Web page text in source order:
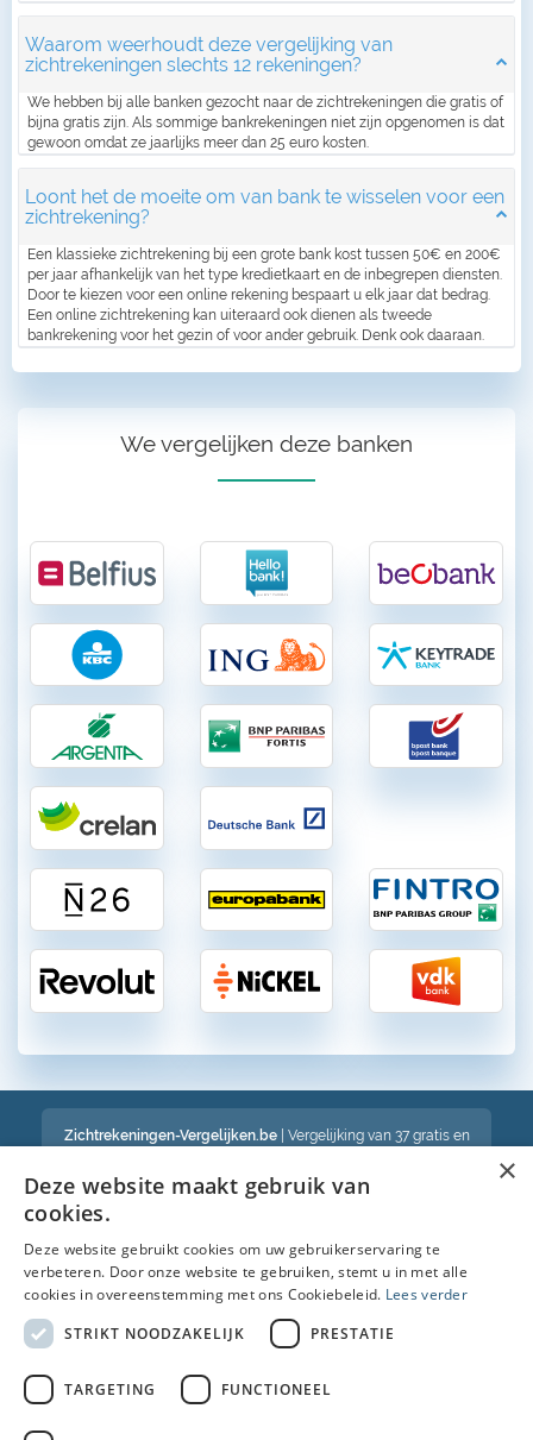
Waarom weerhoudt deze vergelijking van
zichtrekeningen slechts 12 rekeningen?
We hebben bij alle banken gezocht naar de zichtrekeningen die gratis of
bijna gratis zijn. Als sommige bankrekeningen niet zijn opgenomen is dat
gewoon omdat ze jaarlijks meer dan 25 euro kosten.
Loont het de moeite om van bank te wisselen voor een
zichtrekening?
Een klassieke zichtrekening bij een grote bank kost tussen 50€ en 200€
per jaar afhankelijk van het type kredietkaart en de inbegrepen diensten.
Door te kiezen voor een online rekening bespaart u elk jaar dat bedrag.
Een online zichtrekening kan uiteraard ook dienen als tweede
bankrekening voor het gezin of voor ander gebruik. Denk ook daaraan.
We vergelijken deze banken
Zichtrekeningen-Vergelijken.be| Vergelijking van 37 gratis en
Een volledig onafhankelijke vergelijking van gratis en betalende
bankrekeningen in België
Bekijk ook :
Spaarrekening
×
Deze website maakt gebruik van
cookies.
Deze website gebruikt cookies om uw gebruikerservaring te
verbeteren. Door onze website te gebruiken, stemt u in met alle
cookies in overeenstemming met ons Cookiebeleid. Lees verder
STRIKT NOODZAKELIJK
PRESTATIE
TARGETING FUNCTIONEEL